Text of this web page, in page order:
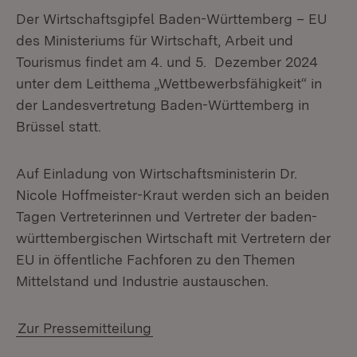
Der Wirtschaftsgipfel Baden-Württemberg – EU
des Ministeriums für Wirtschaft, Arbeit und
Tourismus findet am 4. und 5. Dezember 2024
unter dem Leitthema „Wettbewerbsfähigkeit“ in
der Landesvertretung Baden-Württemberg in
Brüssel statt.
Auf Einladung von Wirtschaftsministerin Dr.
Nicole Hoffmeister-Kraut werden sich an beiden
Tagen Vertreterinnen und Vertreter der baden-
württembergischen Wirtschaft mit Vertretern der
EU in öffentliche Fachforen zu den Themen
Mittelstand und Industrie austauschen.
Zur Pressemitteilung